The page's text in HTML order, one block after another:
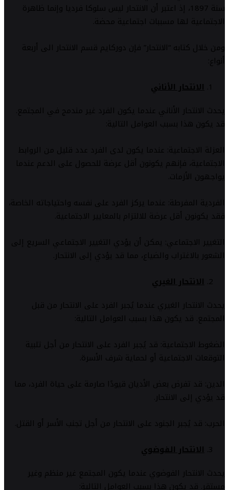
سنة 1897، إذ اعتبر أن الانتحار ليس سلوكا فرديا وإنما ظاهرة
الاجتماعية لها مسببات اجتماعية محضة.
ومن خلال كتابه “الانتحار” فإن دوركايم قسم الانتحار الى أربعة
أنواع:
الانتحار الأناني
يحدث الانتحار الأناني عندما يكون الفرد غير مندمج في المجتمع.
قد يكون هذا بسبب العوامل التالية:
العزلة الاجتماعية: عندما يكون لدى الفرد عدد قليل من الروابط
الاجتماعية، فإنهم يكونون أقل عرضة للحصول على الدعم عندما
يواجهون الأزمات.
الفردية المفرطة: عندما يركز الفرد على نفسه واحتياجاته الخاصة،
فقد يكونون أقل عرضة للالتزام بالمعايير الاجتماعية.
التغيير الاجتماعي: يمكن أن يؤدي التغيير الاجتماعي السريع إلى
الشعور بالاغتراب والضياع، مما قد يؤدي إلى الانتحار.
الانتحار الغيري
يحدث الانتحار الغيري عندما يُجبر الفرد على الانتحار من قبل
المجتمع. قد يكون هذا بسبب العوامل التالية:
الضغوط الاجتماعية: قد يُجبر الفرد على الانتحار من أجل تلبية
التوقعات الاجتماعية أو لحماية شرف الأسرة.
الدين: قد تفرض بعض الأديان قيودًا صارمة على حياة الفرد، مما
قد يؤدي إلى الانتحار.
الحرب: قد يُجبر الجنود على الانتحار من أجل تجنب الأسر أو القتل.
الانتحار الفوضوي
يحدث الانتحار الفوضوي عندما يكون المجتمع غير منظم وغير
مستقر. قد يكون هذا بسبب العوامل التالية: